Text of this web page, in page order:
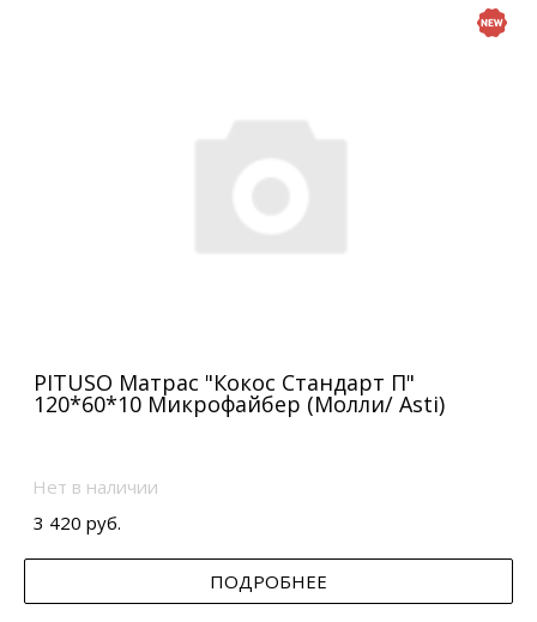
PITUSO Матрас "Кокос Стандарт П"
120*60*10 Микрофайбер (Молли/ Asti)
Нет в наличии
3 420 руб.
ПОДРОБНЕЕ